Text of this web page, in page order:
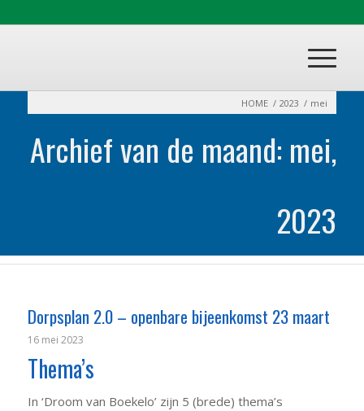
HOME / 2023 / mei
Archief van de maand: mei,
2023
Dorpsplan 2.0 – openbare bijeenkomst 23 maart
16 mei 2023
Thema’s
In ‘Droom van Boekelo’ zijn 5 (brede) thema’s